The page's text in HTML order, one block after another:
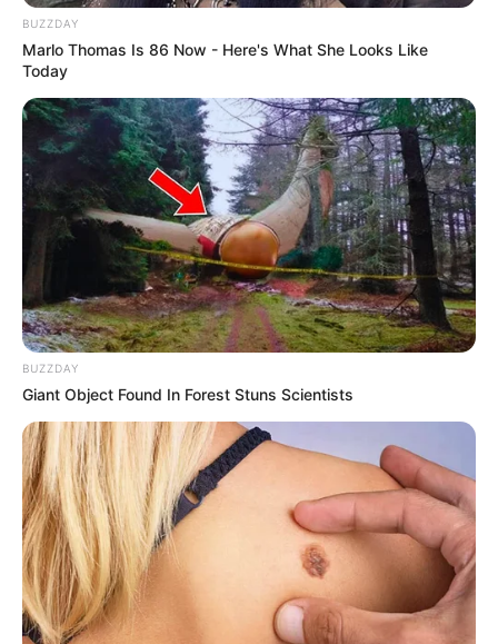
BUZZDAY
Marlo Thomas Is 86 Now - Here's What She Looks Like
Today
BUZZDAY
Giant Object Found In Forest Stuns Scientists